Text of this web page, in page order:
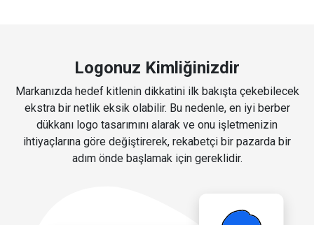
Logonuz Kimliğinizdir
Markanızda hedef kitlenin dikkatini ilk bakışta çekebilecek
ekstra bir netlik eksik olabilir. Bu nedenle, en iyi berber
dükkanı logo tasarımını alarak ve onu işletmenizin
ihtiyaçlarına göre değiştirerek, rekabetçi bir pazarda bir
adım önde başlamak için gereklidir.